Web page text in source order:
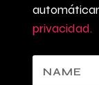
privacidad.